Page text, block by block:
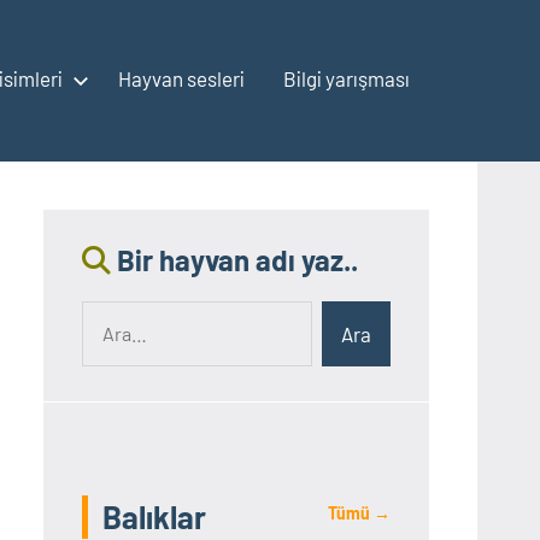
isimleri Hayvan sesleri Bilgi yarışması
Bir hayvan adı yaz..
Ara
Balıklar Tümü →